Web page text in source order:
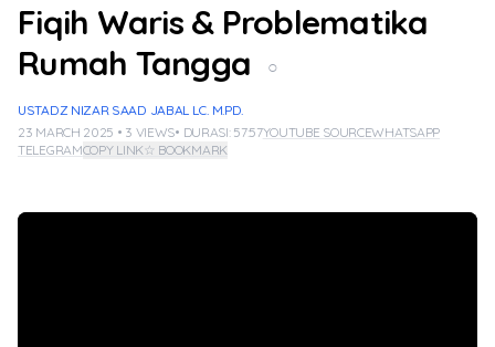
Fiqih Waris & Problematika
Rumah Tangga
○
USTADZ NIZAR SAAD JABAL LC. M.PD.
23 MARCH 2025 • 3 VIEWS• DURASI: 57:57YOUTUBE SOURCEWHATSAPP
TELEGRAMCOPY LINK☆ BOOKMARK